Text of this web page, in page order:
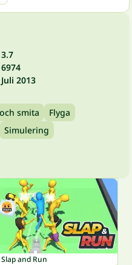
3.7
6974
Juli 2013
smita
Flyga
Simulering
Slap and Run